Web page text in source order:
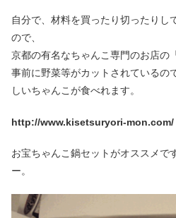
自分で、材料を買ったり切ったりし
ので、
京都の有名なちゃんこ専門のお店の
事前に野菜等がカットされているの
しいちゃんこが食べれます。
http://www.kisetsuryori-mon.com/
お宝ちゃんこ鍋セットがオススメで
ー。